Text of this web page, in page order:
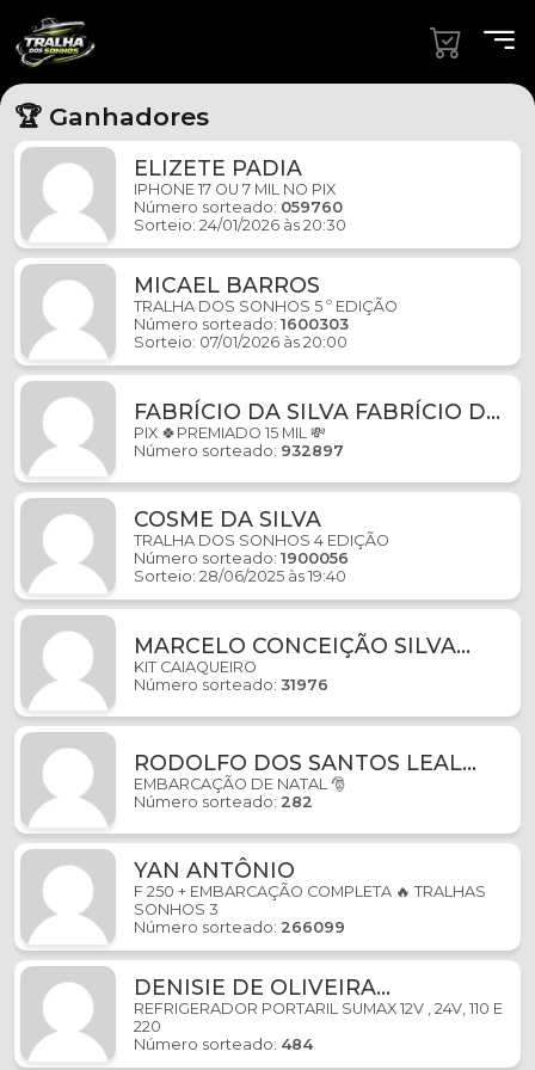
🏆 Ganhadores
ELIZETE PADIA
IPHONE 17 OU 7 MIL NO PIX
Número sorteado: 059760
Sorteio: 24/01/2026 às 20:30
MICAEL BARROS
TRALHA DOS SONHOS 5 º EDIÇÃO
Número sorteado: 1600303
Sorteio: 07/01/2026 às 20:00
FABRÍCIO DA SILVA FABRÍCIO DA
SILVA
PIX 🍀PREMIADO 15 MIL 💸
Número sorteado: 932897
COSME DA SILVA
TRALHA DOS SONHOS 4 EDIÇÃO
Número sorteado: 1900056
Sorteio: 28/06/2025 às 19:40
MARCELO CONCEIÇÃO SILVA
SILVA
KIT CAIAQUEIRO
Número sorteado: 31976
RODOLFO DOS SANTOS LEAL
LEAL
EMBARCAÇÃO DE NATAL 🎅
Número sorteado: 282
YAN ANTÔNIO
F 250 + EMBARCAÇÃO COMPLETA 🔥 TRALHAS
SONHOS 3
Número sorteado: 266099
DENISIE DE OLIVEIRA
GONÇALVES
REFRIGERADOR PORTARIL SUMAX 12V , 24V, 110 E
220
Número sorteado: 484